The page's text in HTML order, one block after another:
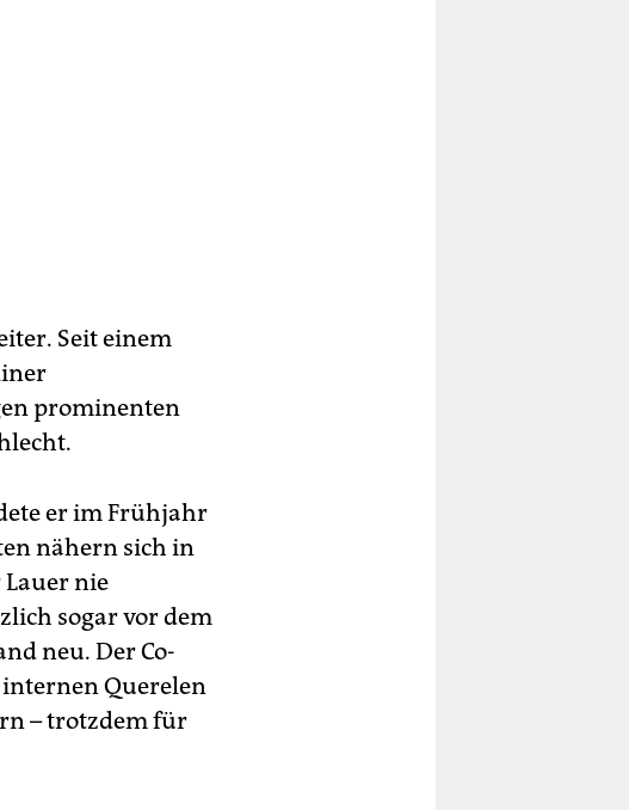
Seit einem
prominenten
er im Frühjahr
nähern sich in
Lauer nie
sogar vor dem
neu. Der Co-
Querelen
– trotzdem für